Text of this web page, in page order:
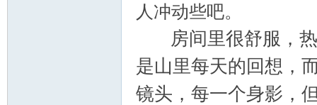
人冲动些吧。
房间里很舒服，热
是山里每天的回想，
镜头，每一个身影，